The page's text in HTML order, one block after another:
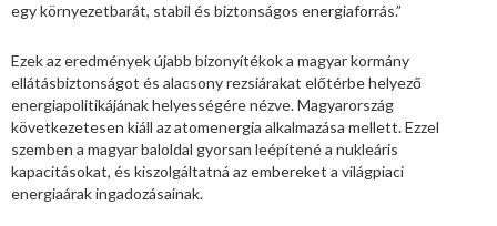
egy környezetbarát, stabil és biztonságos energiaforrás.”
Ezek az eredmények újabb bizonyítékok a magyar kormány
ellátásbiztonságot és alacsony rezsiárakat előtérbe helyező
energiapolitikájának helyességére nézve. Magyarország
következetesen kiáll az atomenergia alkalmazása mellett. Ezzel
szemben a magyar baloldal gyorsan leépítené a nukleáris
kapacitásokat, és kiszolgáltatná az embereket a világpiaci
energiaárak ingadozásainak.